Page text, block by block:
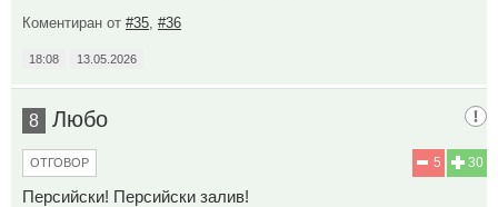
Коментиран от #35 #36
18:08 13.05.2026
8 Любо
30
5
ОТГОВОР
Персийски! Персийски залив!